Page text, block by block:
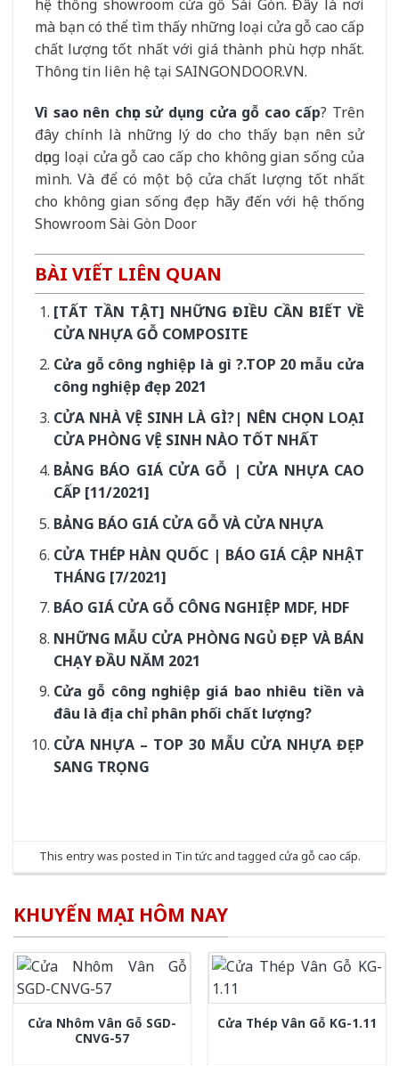
hệ thống showroom cửa gỗ Sài Gòn. Đây là nơi
mà bạn có thể tìm thấy những loại cửa gỗ cao cấp
chất lượng tốt nhất với giá thành phù hợp nhất.
Thông tin liên hệ tại SAINGONDOOR.VN.
Vì sao nên chọn sử dụng cửa gỗ cao cấp? Trên
đây chính là những lý do cho thấy bạn nên sử
dụng loại cửa gỗ cao cấp cho không gian sống của
mình. Và để có một bộ cửa chất lượng tốt nhất
cho không gian sống đẹp hãy đến với hệ thống
Showroom Sài Gòn Door
BÀI VIẾT LIÊN QUAN
[TẤT TẦN TẬT] NHỮNG ĐIỀU CẦN BIẾT VỀ
CỬA NHỰA GỖ COMPOSITE
Cửa gỗ công nghiệp là gì ?.TOP 20 mẫu cửa
công nghiệp đẹp 2021
CỬA NHÀ VỆ SINH LÀ GÌ?| NÊN CHỌN LOẠI
CỬA PHÒNG VỆ SINH NÀO TỐT NHẤT
BẢNG BÁO GIÁ CỬA GỖ | CỬA NHỰA CAO
CẤP [11/2021]
BẢNG BÁO GIÁ CỬA GỖ VÀ CỬA NHỰA
CỬA THÉP HÀN QUỐC | BÁO GIÁ CẬP NHẬT
THÁNG [7/2021]
BÁO GIÁ CỬA GỖ CÔNG NGHIỆP MDF, HDF
NHỮNG MẪU CỬA PHÒNG NGỦ ĐẸP VÀ BÁN
CHẠY ĐẦU NĂM 2021
Cửa gỗ công nghiệp giá bao nhiêu tiền và
đâu là địa chỉ phân phối chất lượng?
CỬA NHỰA – TOP 30 MẪU CỬA NHỰA ĐẸP
SANG TRỌNG
This entry was posted in Tin tứcand tagged cửa gỗ cao cấp.
KHUYẾN MẠI HÔM NAY
Cửa Nhôm Vân Gỗ SGD-
CNVG-57
Cửa Thép Vân Gỗ KG-1.11